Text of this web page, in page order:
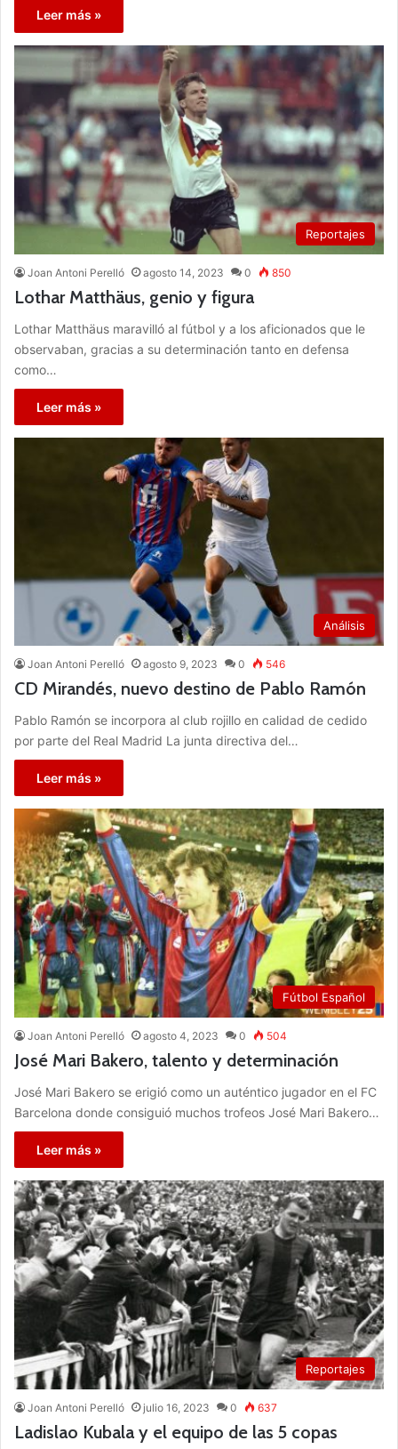
Leer más »
Reportajes
Joan Antoni Perelló agosto 14, 2023 0 850
Lothar Matthäus, genio y figura
Lothar Matthäus maravilló al fútbol y a los aficionados que le
observaban, gracias a su determinación tanto en defensa
como…
Leer más »
Análisis
Joan Antoni Perelló agosto 9, 2023 0 546
CD Mirandés, nuevo destino de Pablo Ramón
Pablo Ramón se incorpora al club rojillo en calidad de cedido
por parte del Real Madrid La junta directiva del…
Leer más »
Fútbol Español
Joan Antoni Perelló agosto 4, 2023 0 504
José Mari Bakero, talento y determinación
José Mari Bakero se erigió como un auténtico jugador en el FC
Barcelona donde consiguió muchos trofeos José Mari Bakero…
Leer más »
Reportajes
Joan Antoni Perelló julio 16, 2023 0 637
Ladislao Kubala y el equipo de las 5 copas